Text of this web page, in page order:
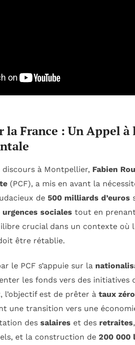
la France : Un Appel à
à Montpellier, Fabien
(PCF), a mis en avant la
de 500 milliards d’euros
urgences sociales tout en
crucial dans un contexte où
être rétablie.
le PCF s’appuie sur la
les fonds vers des initiatives
l’objectif est de prêter à taux zéro
une transition vers une
des salaires et des retraites
et la construction de 200 000